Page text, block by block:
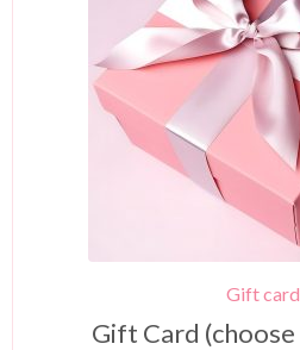
Gift
Gift Card